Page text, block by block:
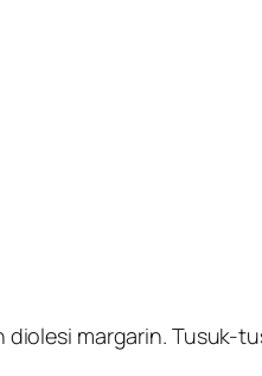
margarin. Tusuk-